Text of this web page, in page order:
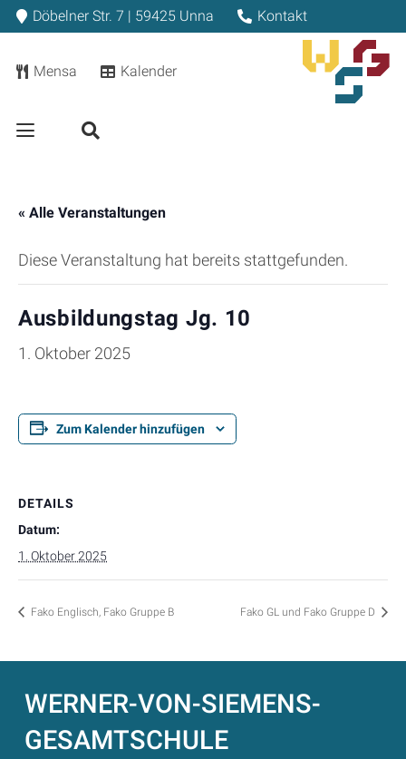
Döbelner Str. 7 | 59425 Unna Kontakt
Mensa Kalender
« Alle Veranstaltungen
Diese Veranstaltung hat bereits stattgefunden.
Ausbildungstag Jg. 10
1. Oktober 2025
Zum Kalender hinzufügen
DETAILS
Datum:
1. Oktober 2025
Fako Englisch, Fako Gruppe B Fako GL und Fako Gruppe D
WERNER-VON-SIEMENS-
GESAMTSCHULE